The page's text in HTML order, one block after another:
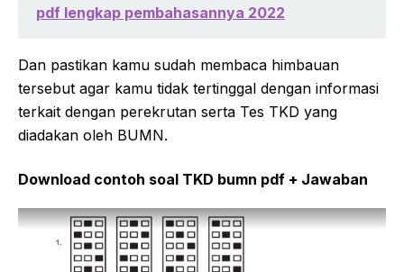
pdf lengkap pembahasannya 2022
Dan pastikan kamu sudah membaca himbauan
tersebut agar kamu tidak tertinggal dengan informasi
terkait dengan perekrutan serta Tes TKD yang
diadakan oleh BUMN.
Download contoh soal TKD bumn pdf + Jawaban